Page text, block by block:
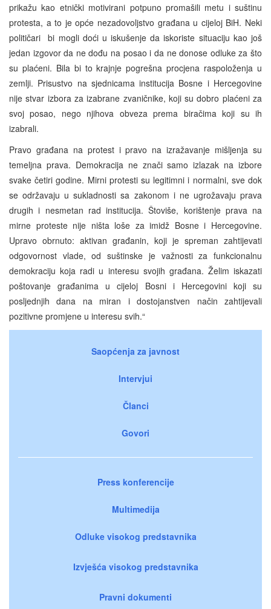
prikažu kao etnički motivirani potpuno promašili metu i suštinu
protesta, a to je opće nezadovoljstvo građana u cijeloj BiH. Neki
političari bi mogli doći u iskušenje da iskoriste situaciju kao još
jedan izgovor da ne dođu na posao i da ne donose odluke za što
su plaćeni. Bila bi to krajnje pogrešna procjena raspoloženja u
zemlji. Prisustvo na sjednicama institucija Bosne i Hercegovine
nije stvar izbora za izabrane zvaničnike, koji su dobro plaćeni za
svoj posao, nego njihova obveza prema biračima koji su ih
izabrali.
Pravo građana na protest i pravo na izražavanje mišljenja su
temeljna prava. Demokracija ne znači samo izlazak na izbore
svake četiri godine. Mirni protesti su legitimni i normalni, sve dok
se održavaju u sukladnosti sa zakonom i ne ugrožavaju prava
drugih i nesmetan rad institucija. Štoviše, korištenje prava na
mirne proteste nije ništa loše za imidž Bosne i Hercegovine.
Upravo obrnuto: aktivan građanin, koji je spreman zahtijevati
odgovornost vlade, od suštinske je važnosti za funkcionalnu
demokraciju koja radi u interesu svojih građana. Želim iskazati
poštovanje građanima u cijeloj Bosni i Hercegovini koji su
posljednjih dana na miran i dostojanstven način zahtijevali
pozitivne promjene u interesu svih.“
Saopćenja za javnost
Intervjui
Članci
Govori
Press konferencije
Multimedija
Odluke visokog predstavnika
Izvješća visokog predstavnika
Pravni dokumenti